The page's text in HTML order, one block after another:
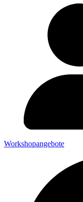
Workshopangebote